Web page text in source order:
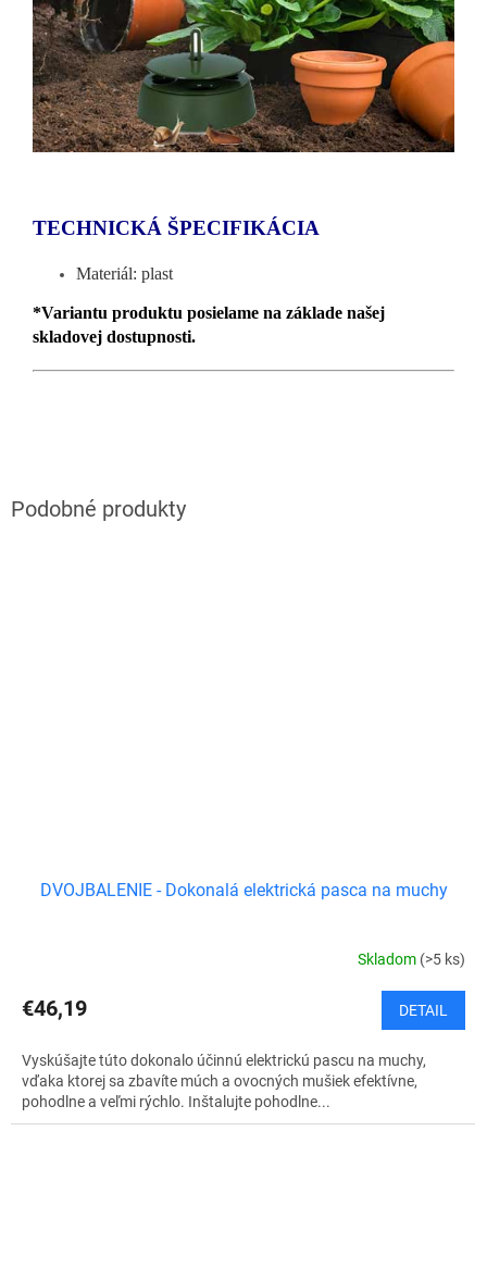
TECHNICKÁ ŠPECIFIKÁCIA
Materiál: plast
*Variantu produktu posielame na základe našej
skladovej dostupnosti.
DVOJBALENIE - Dokonalá elektrická pasca na muchy
Skladom (>5 ks)
€46,19 DETAIL
Vyskúšajte túto dokonalo účinnú elektrickú pascu na muchy,
vďaka ktorej sa zbavíte múch a ovocných mušiek efektívne,
pohodlne a veľmi rýchlo. Inštalujte pohodlne...